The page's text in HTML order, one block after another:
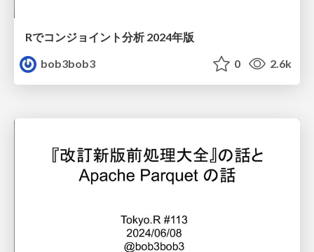
Rでコンジョイント分析 2024年版
bob3bob3
0 2.6k